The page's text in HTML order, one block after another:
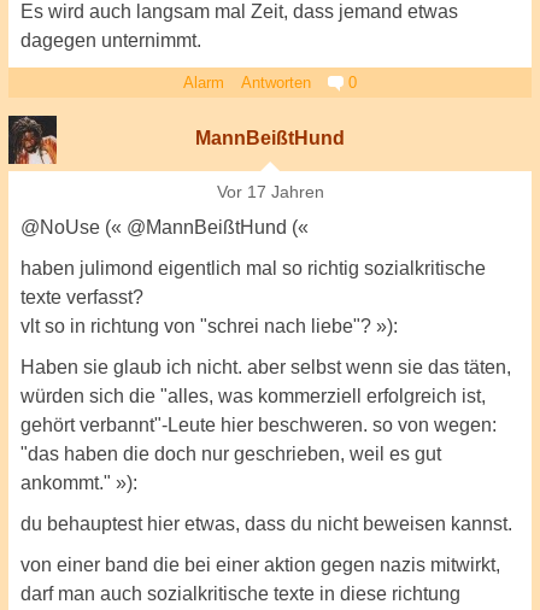
Es wird auch langsam mal Zeit, dass jemand etwas
dagegen unternimmt.
Alarm Antworten 0
MannBeißtHund
Vor 17 Jahren
@NoUse (« @MannBeißtHund («
haben julimond eigentlich mal so richtig sozialkritische
texte verfasst?
vlt so in richtung von "schrei nach liebe"? »):
Haben sie glaub ich nicht. aber selbst wenn sie das täten,
würden sich die "alles, was kommerziell erfolgreich ist,
gehört verbannt"-Leute hier beschweren. so von wegen:
"das haben die doch nur geschrieben, weil es gut
ankommt." »):
du behauptest hier etwas, dass du nicht beweisen kannst.
von einer band die bei einer aktion gegen nazis mitwirkt,
darf man auch sozialkritische texte in diese richtung